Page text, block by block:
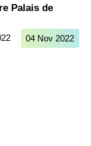
Palais de
04 Nov 2022